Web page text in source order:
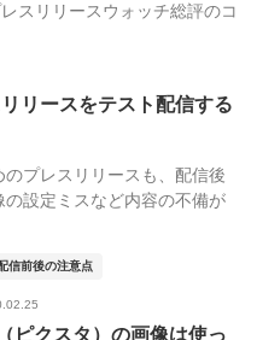
スリリースウォッチ総評のコ
リースをテスト配信する
プレスリリースも、配信後
設定ミスなど内容の不備が
信前後の注意点
ピクスタ）の画像は使っ